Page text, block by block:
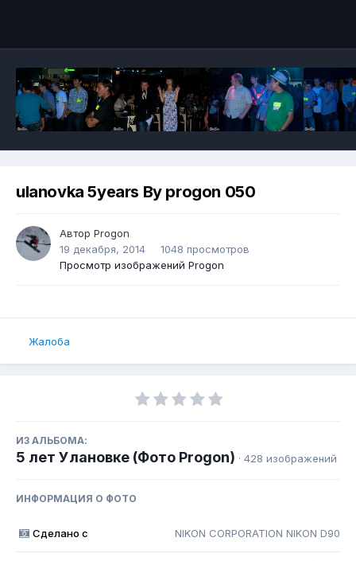
ulanovka 5years By progon 050
Автор Progon
19 декабря, 2014
1048 просмотров
Просмотр изображений Progon
Жалоба
ИЗ АЛЬБОМА:
5 лет Улановке (Фото Progon) · 428 изображений
ИНФОРМАЦИЯ О ФОТО
Сделано с NIKON CORPORATION NIKON D90